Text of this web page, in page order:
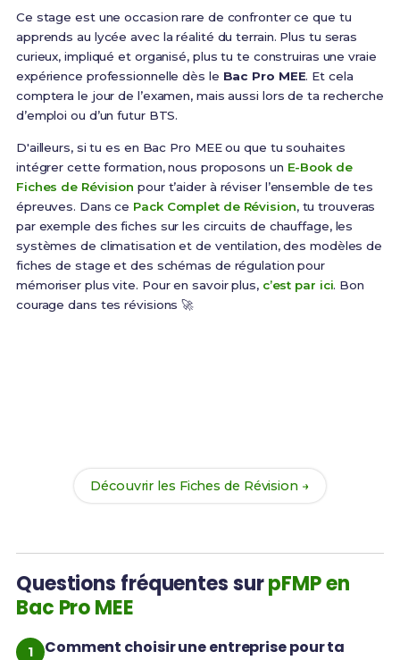
Ce stage est une occasion rare de confronter ce que tu
apprends au lycée avec la réalité du terrain. Plus tu seras
curieux, impliqué et organisé, plus tu te construiras une vraie
expérience professionnelle dès le Bac Pro MEE. Et cela
comptera le jour de l’examen, mais aussi lors de ta recherche
d’emploi ou d’un futur BTS.
D'ailleurs, si tu es en Bac Pro MEE ou que tu souhaites
intégrer cette formation, nous proposons un E-Book de
Fiches de Révision pour t’aider à réviser l’ensemble de tes
épreuves. Dans ce Pack Complet de Révision, tu trouveras
par exemple des fiches sur les circuits de chauffage, les
systèmes de climatisation et de ventilation, des modèles de
fiches de stage et des schémas de régulation pour
mémoriser plus vite. Pour en savoir plus, c’est par ici. Bon
courage dans tes révisions 🚀
Découvrir les Fiches de Révision →
Questions fréquentes surpFMP en
Bac Pro MEE
Comment choisir une entreprise pour ta